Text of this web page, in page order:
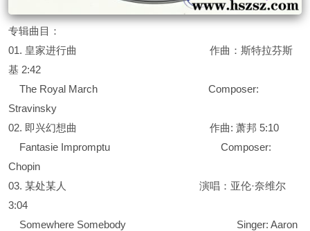
专辑曲目：
01. 皇家进行曲 作曲：斯特拉芬斯
基 2:42
The Royal March Composer:
Stravinsky
02. 即兴幻想曲 作曲: 萧邦 5:10
Fantasie Impromptu Composer:
Chopin
03. 某处某人 演唱：亚伦·奈维尔
3:04
Somewhere Somebody Singer: Aaron